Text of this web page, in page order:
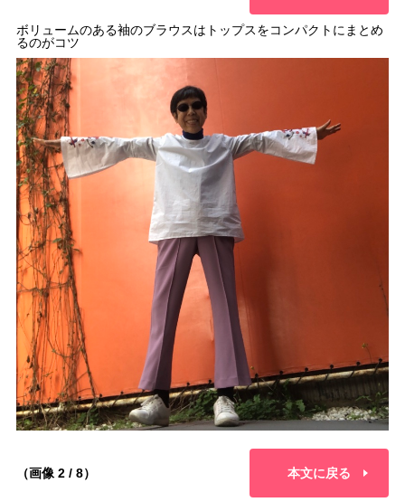
ボリュームのある袖のブラウスはトップスをコンパクトにまとめ
るのがコツ
（画像 2 / 8） 本文に戻る